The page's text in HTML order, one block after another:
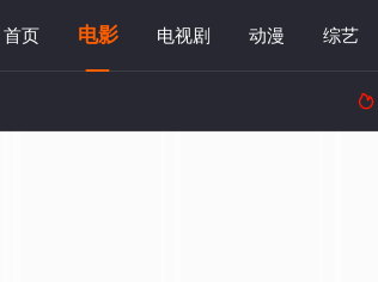
首页 电影 电视剧 动漫 综艺
